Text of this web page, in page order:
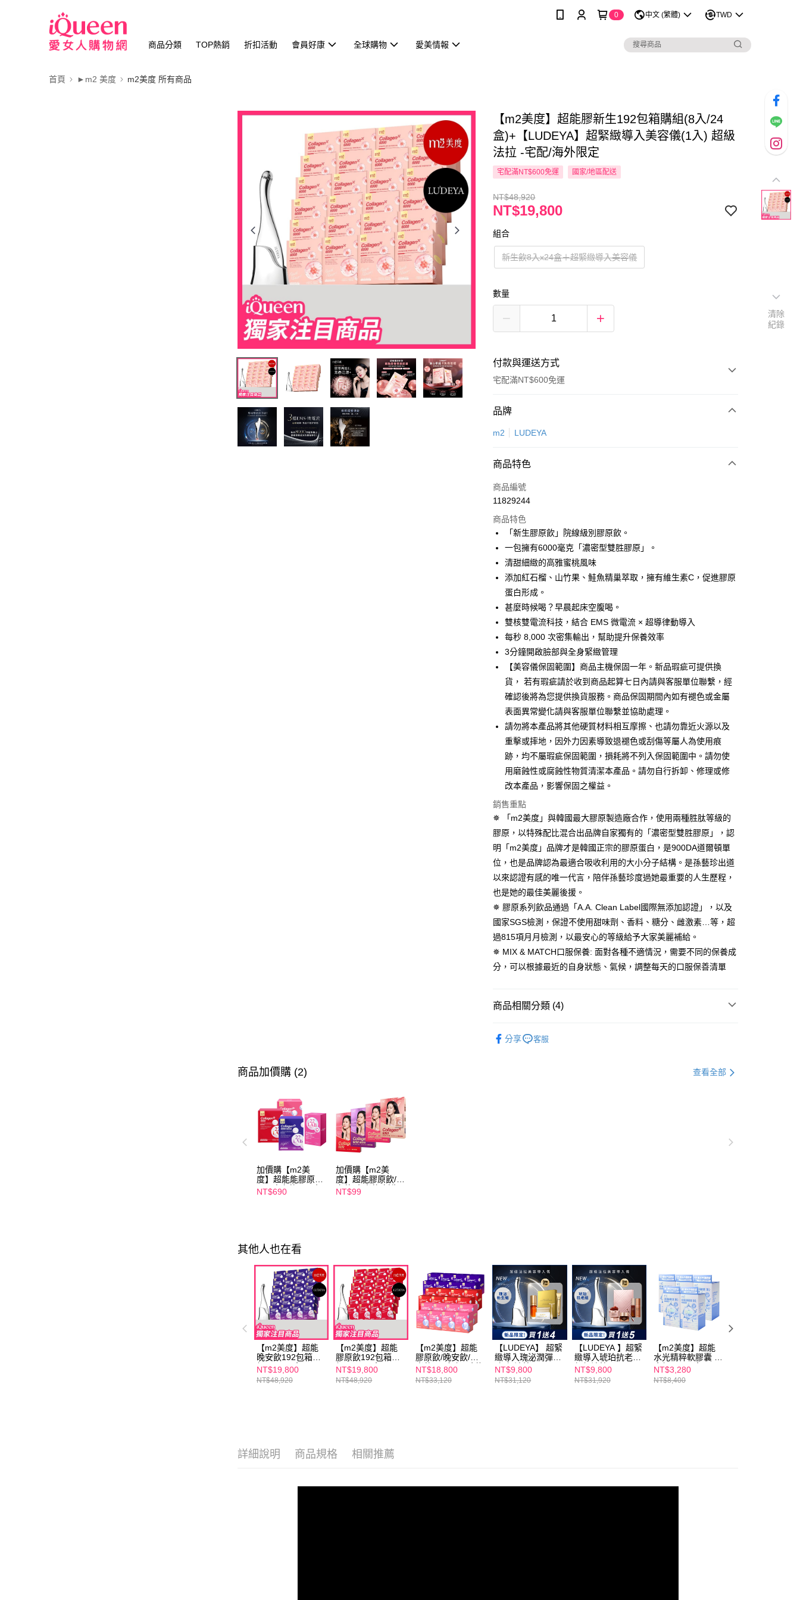
0 中文 (繁體) TWD
商品分類 TOP熱銷 折扣活動 會員好康 全球購物 愛美情報
首頁 ►m2 美度 m2美度 所有商品
【m2美度】超能膠新生192包箱購組(8入/24
盒)+【LUDEYA】超緊緻導入美容儀(1入) 超級
法拉 -宅配/海外限定
宅配滿NT$600免運 國家/地區配送
NT$48,920
NT$19,800
組合
新生飲8入x24盒＋超緊緻導入美容儀
數量
付款與運送方式
宅配滿NT$600免運
付款方式
信用卡一次付款
街口支付
悠遊付
Google Pay
全盈+PAY
AFTEE先享後付
【關於「AFTEE先享後付」】
AFTEE先享後付是「在收到商品之後才付款」的支付方式。 讓您購物簡單
便利好安心！
２．便利：只要手機號碼，簡訊認證，即可結帳。
３．安心：先確認商品／服務後，再付款。
【「AFTEE先享後付」結帳流程】
１．於結帳方式選擇「AFTEE先享後付」後，將跳轉至「AFTEE先享後
付」結帳頁面，進行簡訊認證並確認金額後，即可完成結帳。
３．收到繳費通知簡訊後14天內，點擊此簡訊中的連結，可透過四大超商
／ATM／網路銀行／等多元方式進行付款，方視為交易完成。
※ 請注意：結帳手續完成當下不需立刻繳費，但若您需要取消訂單，請聯
絡購買商品的店家。未經商家同意取消之訂單仍視為有效，需透過AFTEE
先享後付繳納相關費用。
※ 交易是否成功請以「AFTEE先享後付 」之結帳頁面顯示為準，若有關於
付客戶支援中心」
１．透過由恩沛科技股份有限公司提供之「AFTEE先享後付」服務完成之
交易，需依本服務之必要範圍內提供個人資料，並將交易相關給付款項請
求債權轉讓予恩沛科技股份有限公司。
２．關於個人資料處理事宜，請瀏覽以下網址：
https://aftee.tw/terms/#terms3
３．未成年的使用者請事先徵得法定代理人或監護人之同意方可使用
「AFTEE先享後付」，若未經同意申辦者引起之損失，本公司不負相關責
任。
４．使用「AFTEE先享後付」時，將依據個別帳號之用戶狀況，依本公司
即時審查核予不同之上限額度；若仍有額度不足之情形，本公司將視審查
５．嚴禁一人註冊多個帳號或使用他人資訊註冊。若發現惡意使用之情
形，恩沛科技股份有限公司將有權停止該用戶之使用額度並採取法律行
ATM付款
宅配
每筆NT$100，滿NT$600(含以上)免運費
每筆NT$150，滿NT$1,500(含以上)免運費
海外配送 查看運費
海外配送(澳門)
海外配送(馬來西亞)
海外配送(澳洲) 查看運費
品牌
m2 LUDEYA
商品特色
商品編號
11829244
商品特色
「新生膠原飲」院線級別膠原飲。
一包擁有6000毫克「濃密型雙胜膠原」。
清甜細緻的高雅蜜桃風味
添加紅石榴、山竹果、鮭魚精巢萃取，擁有維生素C，促進膠原
蛋白形成。
甚麼時候喝？早晨起床空腹喝。
雙核雙電流科技，結合 EMS 微電流 × 超導律動導入
每秒 8,000 次密集輸出，幫助提升保養效率
3分鐘開啟臉部與全身緊緻管理
【美容儀保固範圍】商品主機保固一年。新品瑕疵可提供換
貨， 若有瑕疵請於收到商品起算七日內請與客服單位聯繫，經
確認後將為您提供換貨服務。商品保固期間內如有褪色或金屬
表面異常變化請與客服單位聯繫並協助處理。
請勿將本產品將其他硬質材料相互摩擦、也請勿靠近火源以及
重擊或摔地，因外力因素導致退褪色或刮傷等屬人為使用痕
跡，均不屬瑕疵保固範圍，損耗將不列入保固範圍中。請勿使
用磨蝕性或腐蝕性物質清潔本產品。請勿自行拆卸、修理或修
改本產品，影響保固之權益。
銷售重點
✵ 「m2美度」與韓國最大膠原製造廠合作，使用兩種胜肽等級的
膠原，以特殊配比混合出品牌自家獨有的「濃密型雙胜膠原」，認
明「m2美度」品牌才是韓國正宗的膠原蛋白，是900DA道爾頓單
位，也是品牌認為最適合吸收利用的大小分子結構。是孫藝珍出道
以來認證有感的唯一代言，陪伴孫藝珍度過她最重要的人生歷程，
也是她的最佳美麗後援。
✵ 膠原系列飲品通過「A.A. Clean Label國際無添加認證」，以及
國家SGS檢測，保證不使用甜味劑、香料、糖分、雌激素…等，超
過815項月月檢測，以最安心的等級給予大家美麗補給。
✵ MIX & MATCH口服保養: 面對各種不適情況，需要不同的保養成
分，可以根據最近的自身狀態、氣候，調整每天的口服保善清單
商品相關分類 (4)
分享 客服
商品加價購 (2) 查看全部
加價購【m2美
度】超能能膠原飲
4入/晚安飲4入/水
光飲4入/新生飲4
NT$690
加價購【m2美
度】超能膠原飲/晚
安飲/水光飲/新生
飲-孫藝珍推薦(任
NT$99
其他人也在看
【m2美度】超能
晚安飲192包箱購
組(8入/24盒)+
【LUDEYA】超緊
緻導入美容儀(1入)
NT$19,800
NT$48,920
【m2美度】超能
膠原飲192包箱購
組(8入/24盒)+
【LUDEYA】超緊
緻導入美容儀(1入)
NT$19,800
NT$48,920
【m2美度】超能
膠原飲/晚安飲/水
光飲192包組-孫藝
珍推薦(8入/24盒
箱購組) 宅配/海外
NT$18,800
NT$33,120
【LUDEYA】 超緊
緻導入瑰泌潤彈組
(超級法拉)
NT$9,800
NT$31,120
【LUDEYA 】超緊
緻導入琥珀抗老組(
超級法拉)
NT$9,800
NT$31,920
【m2美度】超能
水光精粹軟膠囊 五
盒組(24入/盒)
NT$3,280
NT$8,400
詳細說明 商品規格 相關推薦
清除
紀錄